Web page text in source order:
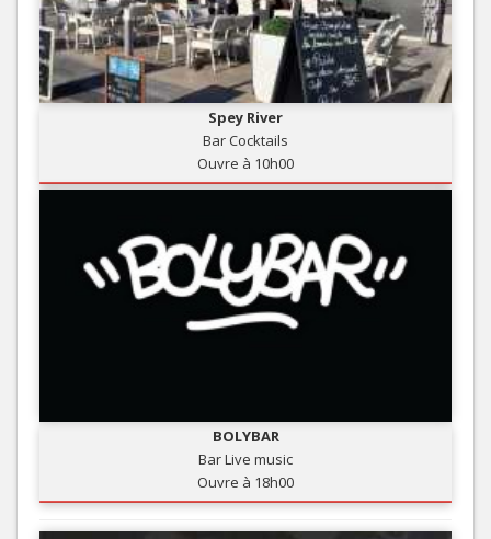
Spey River
Bar Cocktails
Ouvre à 10h00
BOLYBAR
Bar Live music
Ouvre à 18h00